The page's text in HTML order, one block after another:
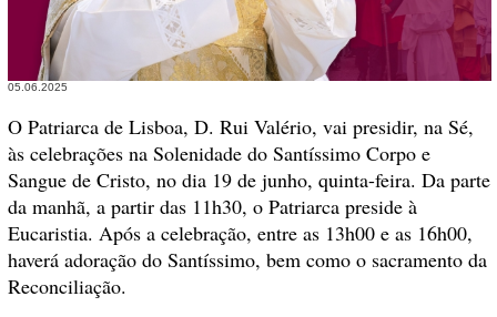
05.06.2025
O Patriarca de Lisboa, D. Rui Valério, vai presidir, na Sé,
às celebrações na Solenidade do Santíssimo Corpo e
Sangue de Cristo, no dia 19 de junho, quinta-feira. Da parte
da manhã, a partir das 11h30, o Patriarca preside à
Eucaristia. Após a celebração, entre as 13h00 e as 16h00,
haverá adoração do Santíssimo, bem como o sacramento da
Reconciliação.